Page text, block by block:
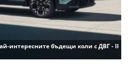
интересните бъдещи коли с ДВГ - II